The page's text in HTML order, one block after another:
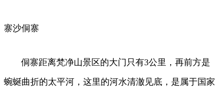
寨沙侗寨
侗寨距离梵净山景区的大门只有3公里，再前方是
蜿蜒曲折的太平河，这里的河水清澈见底，是属于国家